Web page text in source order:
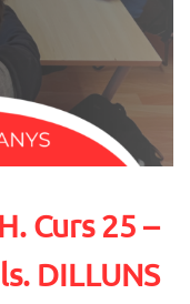
Curs 25 –
DILLUNS